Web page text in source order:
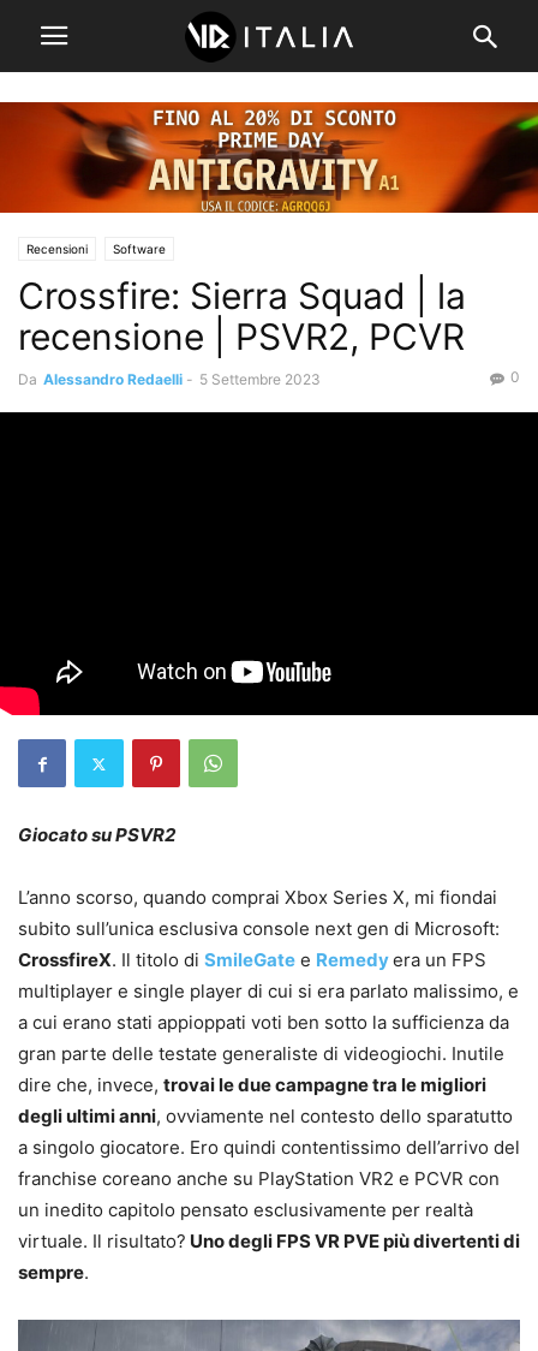
Recensioni Software
Crossfire: Sierra Squad | la
recensione | PSVR2, PCVR
Da Alessandro Redaelli - 5 Settembre 2023 0
Giocato su PSVR2
L’anno scorso, quando comprai Xbox Series X, mi fiondai
subito sull’unica esclusiva console next gen di Microsoft:
CrossfireX. Il titolo di SmileGate e Remedyera un FPS
multiplayer e single player di cui si era parlato malissimo, e
a cui erano stati appioppati voti ben sotto la sufficienza da
gran parte delle testate generaliste di videogiochi. Inutile
dire che, invece, trovai le due campagne tra le migliori
degli ultimi anni, ovviamente nel contesto dello sparatutto
a singolo giocatore. Ero quindi contentissimo dell’arrivo del
franchise coreano anche su PlayStation VR2 e PCVR con
un inedito capitolo pensato esclusivamente per realtà
virtuale. Il risultato? Uno degli FPS VR PVE più divertenti di
sempre.